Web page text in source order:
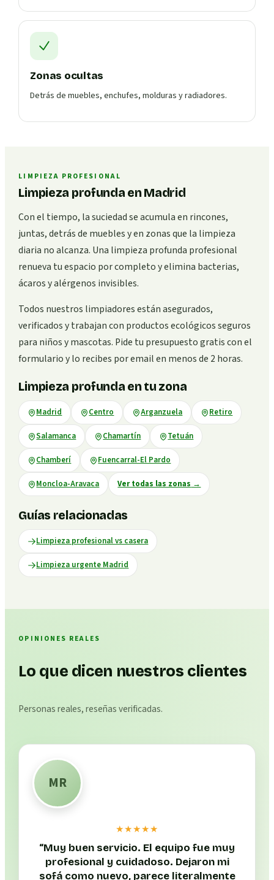
Zonas ocultas
Detrás de muebles, enchufes, molduras y radiadores.
LIMPIEZA PROFESIONAL
Limpieza profunda en Madrid
Con el tiempo, la suciedad se acumula en rincones,
juntas, detrás de muebles y en zonas que la limpieza
diaria no alcanza. Una limpieza profunda profesional
renueva tu espacio por completo y elimina bacterias,
ácaros y alérgenos invisibles.
Todos nuestros limpiadores están asegurados,
verificados y trabajan con productos ecológicos seguros
para niños y mascotas. Pide tu presupuesto gratis con el
formulario y lo recibes por email en menos de 2 horas.
Limpieza profunda en tu zona
Madrid Centro Arganzuela Retiro
Salamanca Chamartín Tetuán
Chamberí Fuencarral-El Pardo
Moncloa-Aravaca Ver todas las zonas →
Guías relacionadas
Limpieza profesional vs casera
Limpieza urgente Madrid
OPINIONES REALES
Lo que dicen nuestros clientes
Personas reales, reseñas verificadas.
MR
★★★★★
“Muy buen servicio. El equipo fue muy
profesional y cuidadoso. Dejaron mi
sofá como nuevo, parece literalmente